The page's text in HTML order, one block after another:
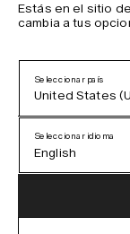
Suscríbete para
Política de
Términos y
Accesibilidad
Política de cookies
Estás en el sitio
cambia a tus
Seleccionar país
United States
Austria (EUR)
Seleccionar idioma
English
German